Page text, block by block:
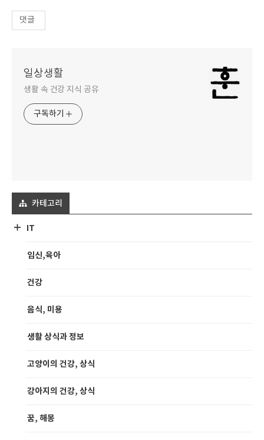
댓글
일상생활
생활 속 건강 지식 공유
구독하기
카테고리
IT
임신,육아
건강
음식, 미용
생활 상식과 정보
고양이의 건강, 상식
강아지의 건강, 상식
꿈, 해몽